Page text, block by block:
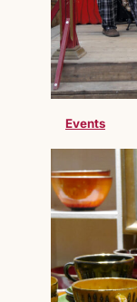
Events